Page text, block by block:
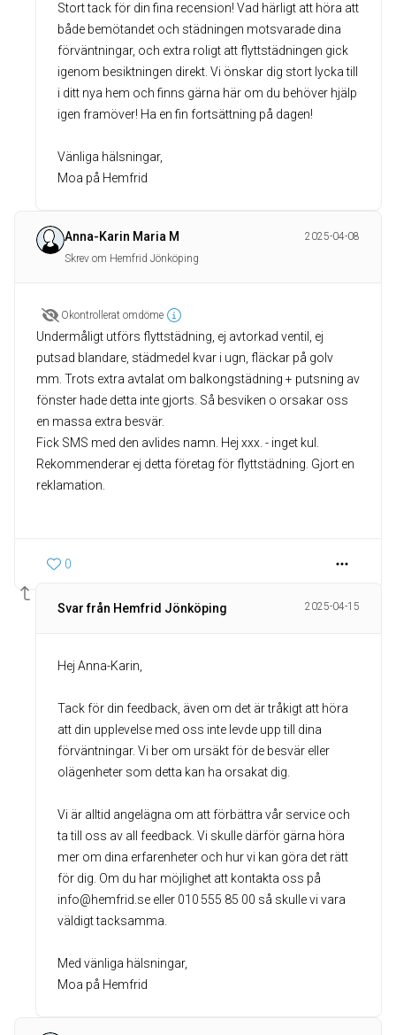
Stort tack för din fina recension! Vad härligt att höra att
både bemötandet och städningen motsvarade dina
förväntningar, och extra roligt att flyttstädningen gick
igenom besiktningen direkt. Vi önskar dig stort lycka till
i ditt nya hem och finns gärna här om du behöver hjälp
igen framöver! Ha en fin fortsättning på dagen!
Vänliga hälsningar,
Moa på Hemfrid
Anna-Karin Maria M
2025-04-08
Skrev om Hemfrid Jönköping
Okontrollerat omdöme
Undermåligt utförs flyttstädning, ej avtorkad ventil, ej
putsad blandare, städmedel kvar i ugn, fläckar på golv
mm. Trots extra avtalat om balkongstädning + putsning av
fönster hade detta inte gjorts. Så besviken o orsakar oss
en massa extra besvär.
Fick SMS med den avlides namn. Hej xxx. - inget kul.
Rekommenderar ej detta företag för flyttstädning. Gjort en
reklamation.
0
Svar från Hemfrid Jönköping 2025-04-15
Hej Anna-Karin,
Tack för din feedback, även om det är tråkigt att höra
att din upplevelse med oss inte levde upp till dina
förväntningar. Vi ber om ursäkt för de besvär eller
olägenheter som detta kan ha orsakat dig.
Vi är alltid angelägna om att förbättra vår service och
ta till oss av all feedback. Vi skulle därför gärna höra
mer om dina erfarenheter och hur vi kan göra det rätt
för dig. Om du har möjlighet att kontakta oss på
info@hemfrid.se eller 010 555 85 00 så skulle vi vara
väldigt tacksamma.
Med vänliga hälsningar,
Moa på Hemfrid